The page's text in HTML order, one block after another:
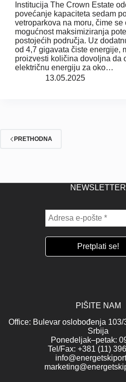
Institucija The Crown Estate
povećanje kapaciteta sedam
vetroparkova na moru, čime se
mogućnost maksimiziranja
postojećih područja. Uz
od 4,7 gigavata čiste energije,
proizvesti količina dovoljna da
električnu energiju za oko…
13.05.2025
PRETHODNA
NEWSLETTER
PIŠITE NAM
Office: Bulevar oslobođenja 103/
Srbija
Ponedeljak–petak:
Tel/Fax: +381 (11)